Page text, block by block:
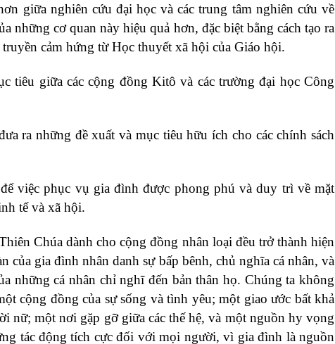
giữa nghiên cứu đại học và các trung tâm nghiên cứu về
những cơ quan này hiệu quả hơn, đặc biệt bằng cách tạo ra
cảm hứng từ Học thuyết xã hội của Giáo hội.
tiêu giữa các cộng đồng Kitô và các trường đại học Công
ra những đề xuất và mục tiêu hữu ích cho các chính sách
việc phục vụ gia đình được phong phú và duy trì về mặt
tế và xã hội.
Chúa dành cho cộng đồng nhân loại đều trở thành hiện
của gia đình nhân danh sự bấp bênh, chủ nghĩa cá nhân, và
những cá nhân chỉ nghĩ đến bản thân họ. Chúng ta không
cộng đồng của sự sống và tình yêu; một giao ước bất khả
nữ; một nơi gặp gỡ giữa các thế hệ, và một nguồn hy vọng
tác động tích cực đối với mọi người, vì gia đình là nguồn